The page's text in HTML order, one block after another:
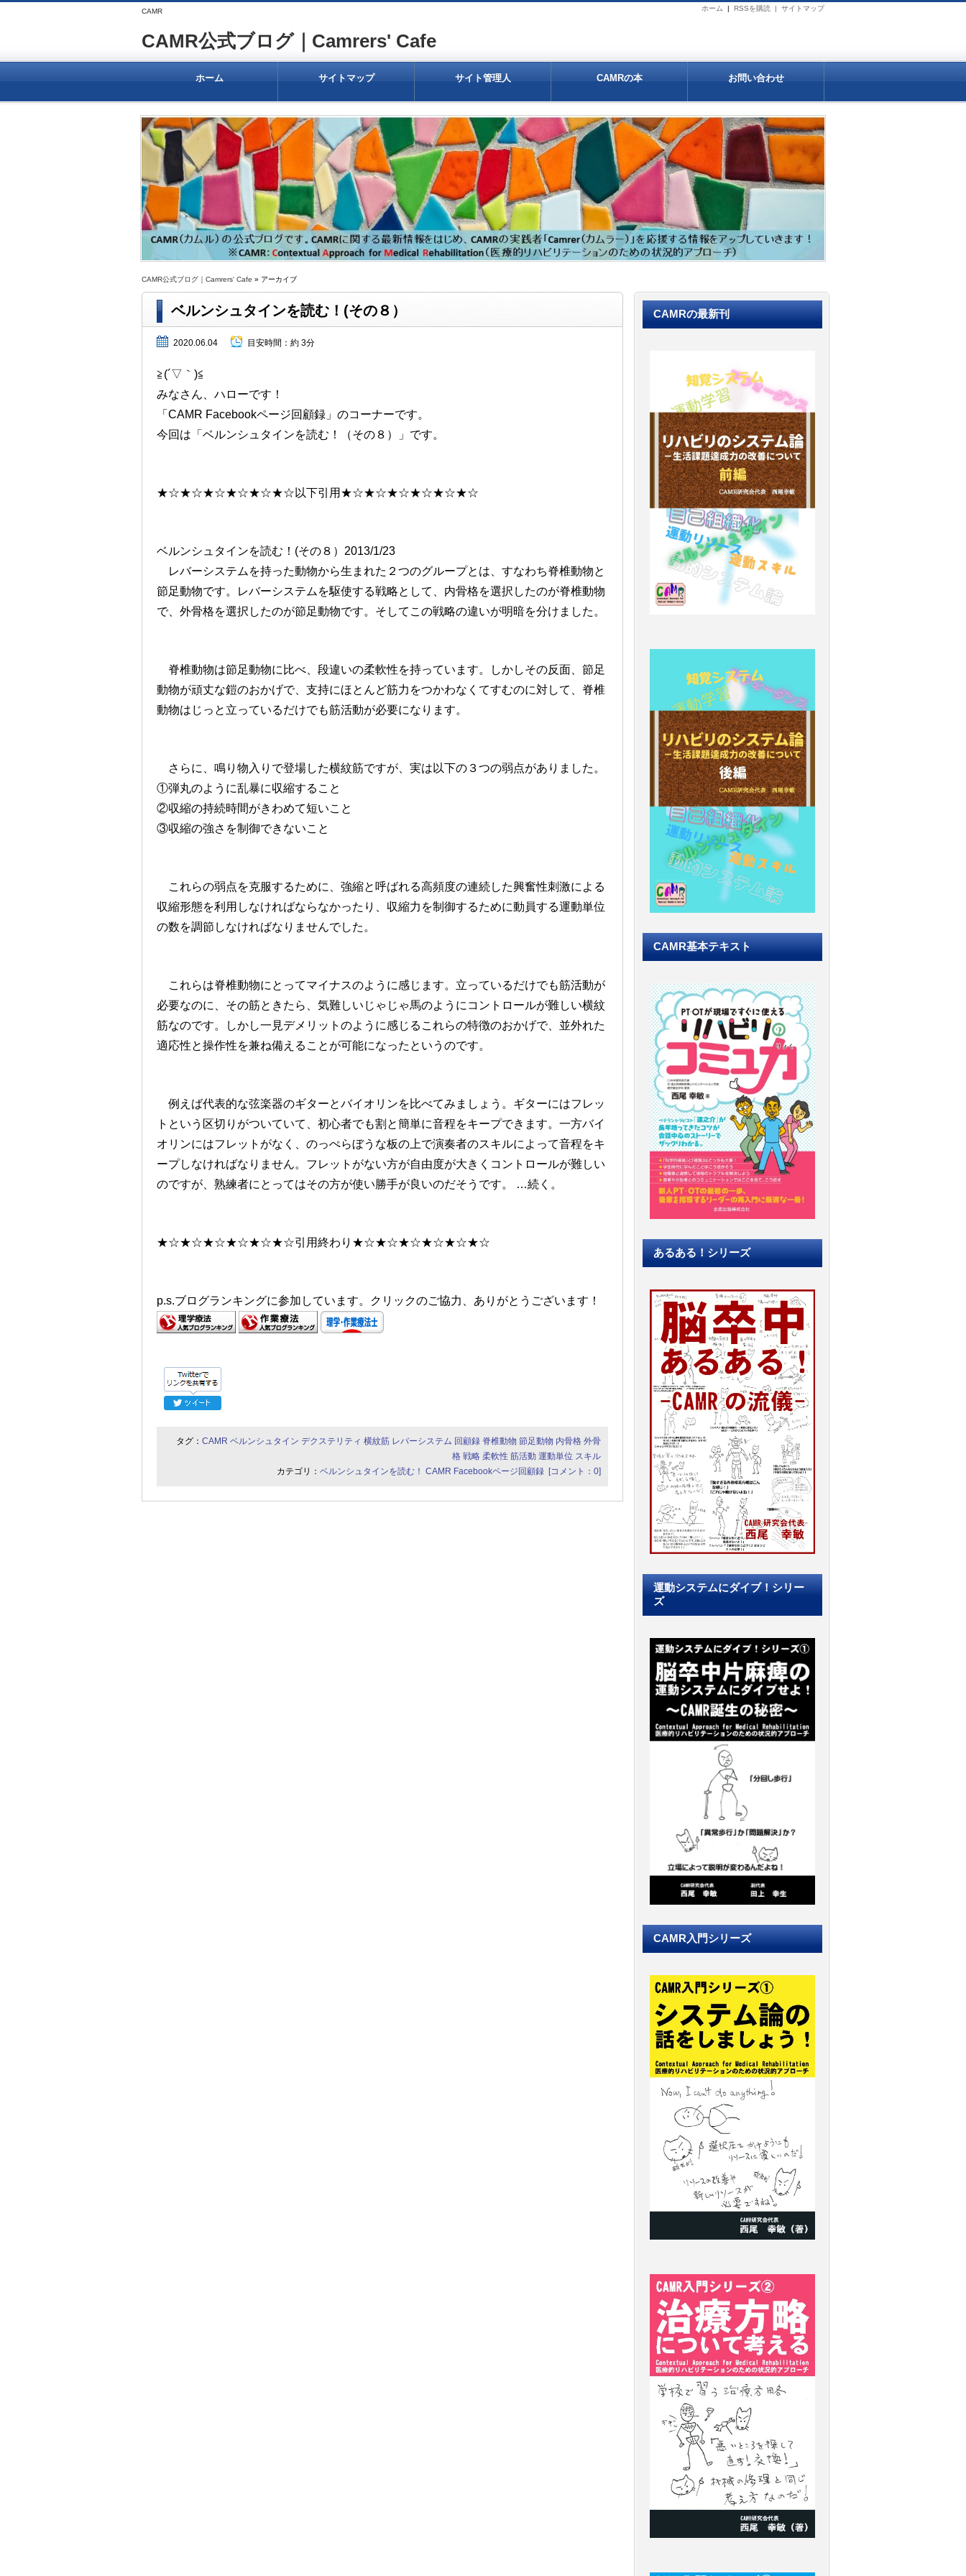
CAMR サイトマップ
RSSを購読 |
ホーム |
CAMR公式ブログ｜Camrers' Cafe
ホーム サイトマップ サイト管理人 CAMRの本 お問い合わせ
CAMR公式ブログ｜Camrers' Cafe » アーカイブ
ベルンシュタインを読む！(その８）
2020.06.04 目安時間： 約 3分
≧(´▽｀)≦
みなさん、ハローです！
「CAMR Facebookページ回顧録」のコーナーです。
今回は「ベルンシュタインを読む！（その８）」です。
★☆★☆★☆★☆★☆★☆以下引用★☆★☆★☆★☆★☆★☆
ベルンシュタインを読む！(その８）2013/1/23
レバーシステムを持った動物から生まれた２つのグループとは、すなわち脊椎動物と
節足動物です。レバーシステムを駆使する戦略として、内骨格を選択したのが脊椎動物
で、外骨格を選択したのが節足動物です。そしてこの戦略の違いが明暗を分けました。
脊椎動物は節足動物に比べ、段違いの柔軟性を持っています。しかしその反面、節足
動物が頑丈な鎧のおかげで、支持にほとんど筋力をつかわなくてすむのに対して、脊椎
動物はじっと立っているだけでも筋活動が必要になります。
さらに、鳴り物入りで登場した横紋筋ですが、実は以下の３つの弱点がありました。
①弾丸のように乱暴に収縮すること
②収縮の持続時間がきわめて短いこと
③収縮の強さを制御できないこと
これらの弱点を克服するために、強縮と呼ばれる高頻度の連続した興奮性刺激による
収縮形態を利用しなければならなかったり、収縮力を制御するために動員する運動単位
の数を調節しなければなりませんでした。
これらは脊椎動物にとってマイナスのように感じます。立っているだけでも筋活動が
必要なのに、その筋ときたら、気難しいじゃじゃ馬のようにコントロールが難しい横紋
筋なのです。しかし一見デメリットのように感じるこれらの特徴のおかげで、並外れた
適応性と操作性を兼ね備えることが可能になったというのです。
例えば代表的な弦楽器のギターとバイオリンを比べてみましょう。ギターにはフレッ
トという区切りがついていて、初心者でも割と簡単に音程をキープできます。一方バイ
オリンにはフレットがなく、のっぺらぼうな板の上で演奏者のスキルによって音程をキ
ープしなければなりません。フレットがない方が自由度が大きくコントロールが難しい
のですが、熟練者にとってはその方が使い勝手が良いのだそうです。 …続く。
★☆★☆★☆★☆★☆★☆引用終わり★☆★☆★☆★☆★☆★☆
p.s.ブログランキングに参加しています。クリックのご協力、ありがとうございます！
タグ： CAMR ベルンシュタイン デクステリティ 横紋筋 レバーシステム 回顧録 脊椎動物 節足動物 内骨格 外骨
格 戦略 柔軟性 筋活動 運動単位 スキル
カテゴリ： ベルンシュタインを読む！ CAMR Facebookページ回顧録 [コメント：0]
CAMRの最新刊
CAMR基本テキスト
あるある！シリーズ
運動システムにダイブ！シリー
ズ
CAMR入門シリーズ